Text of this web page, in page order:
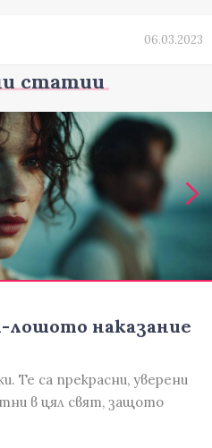
06.03.2023
статии
наказание
Те са прекрасни, уверени
в цял свят, защото